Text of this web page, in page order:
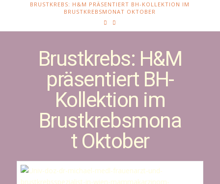
BRUSTKREBS: H&M PRÄSENTIERT BH-KOLLEKTION IM
BRUSTKREBSMONAT OKTOBER
Brustkrebs: H&M
präsentiert BH-
Kollektion im
Brustkrebsmona
t Oktober